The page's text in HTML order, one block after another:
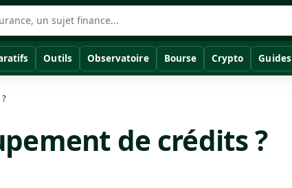
Outils Observatoire Bourse Crypto Guides
de crédits ?